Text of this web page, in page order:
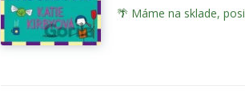
🌴 Máme na sklade,